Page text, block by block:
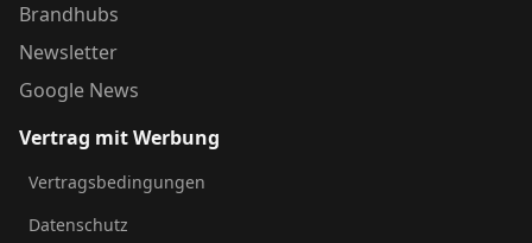
Brandhubs
Newsletter
Google News
Vertrag mit Werbung
Vertragsbedingungen
Datenschutz